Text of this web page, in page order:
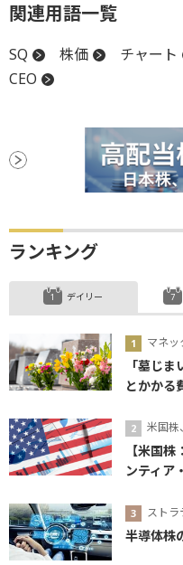
関連用語一覧
SQ 株価 チャート
CEO
ランキング
デイリー
マネ
「墓じ
とかかる
米国株
【米国
ンティア
ストラ
半導体株